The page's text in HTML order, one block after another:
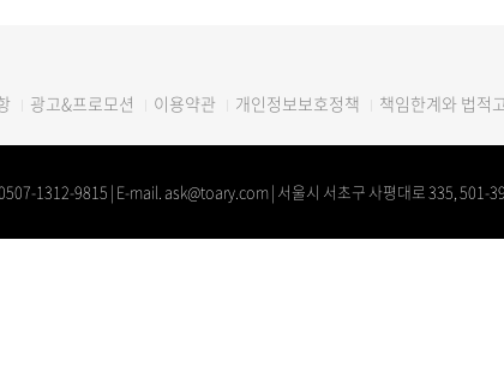
광고&프로모션 이용약관 개인정보보호정책 책임한계와 법적
1312-9815 | E-mail. ask@toary.com | 서울시 서초구 사평대로 335, 501-